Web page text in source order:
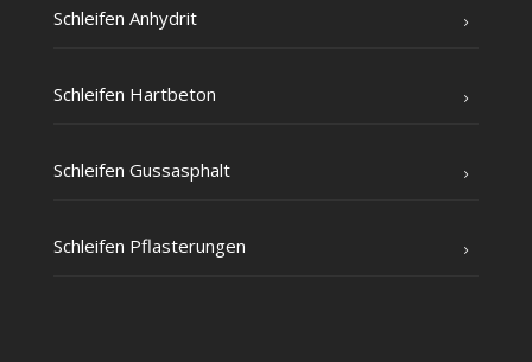
Schlei­fen Anhydrit
Schlei­fen Hartbeton
Schlei­fen Gussasphalt
Schlei­fen Pflasterungen